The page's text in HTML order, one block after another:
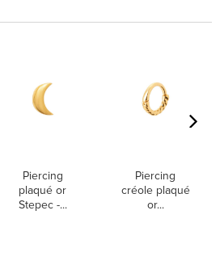
Piercing
plaqué or
Stepec -...
Piercing
créole plaqué
or...